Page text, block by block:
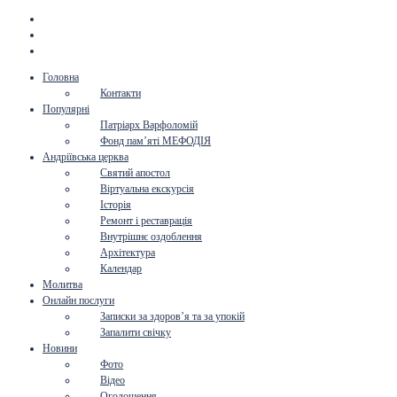
Головна
Контакти
Популярні
Патріарх Варфоломій
Фонд пам’яті МЕФОДІЯ
Андріївська церква
Святий апостол
Віртуальна екскурсія
Історія
Ремонт і реставрація
Внутрішнє оздоблення
Архітектура
Календар
Молитва
Онлайн послуги
Записки за здоров’я та за упокій
Запалити свічку
Новини
Фото
Відео